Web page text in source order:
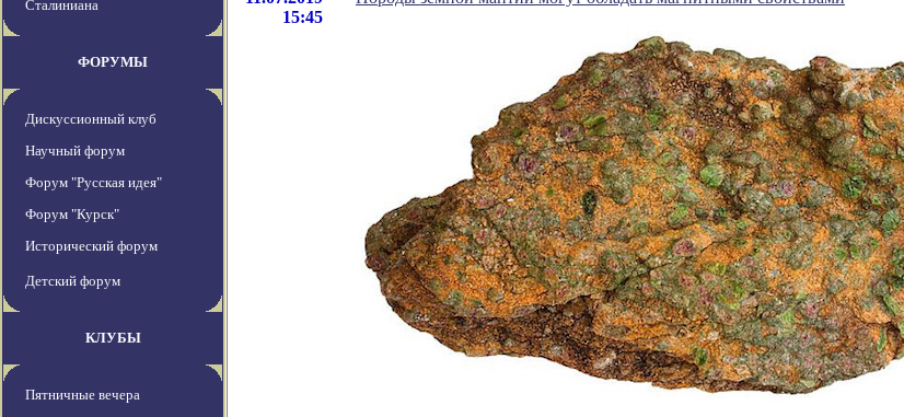
Сталиниана
ФОРУМЫ
Дискуссионный клуб
Научный форум
Форум "Русская идея"
Форум "Курск"
Исторический форум
Детский форум
КЛУБЫ
Пятничные вечера
15:45